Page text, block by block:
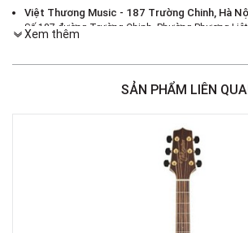
Việt Thương Music - 187 Trường Chinh, Hà
Số 187 đường Trường Chinh, Phường Phương
Hà Nội
Việt Thương Music - Crescent Mall
Việt Thương Music - 180 Võ Thị Sáu
180B Võ Thị Sáu, Phường Xuân Hòa, TPHCM,
Việt Thương Music - 369 Điện Biên Phủ
369 Điện Biên Phủ, Phường Bàn Cờ, TPHCM,
Việt Thương Music - 102Q An Dương Vương
102Q Đường An Dương Vương, Phường An Đông,
Xem thêm
SẢN PHẨM LIÊN